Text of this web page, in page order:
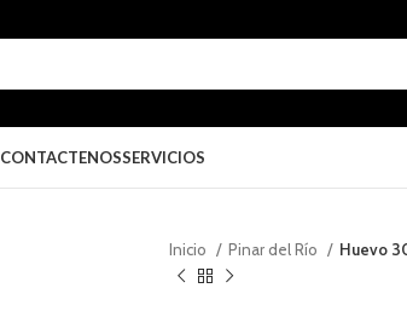
CONTACTENOSSERVICIOS
Inicio Pinar del Río Huevo